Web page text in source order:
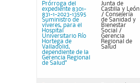
Prórroga del
expediente 8301-
831-1-2023-13595
Suministro de
víveres, para el
Hospital
Universitario Río
Hortega de
Valladolid,
dependiente de la
Gerencia Regional
de Salud"
Junta de
Castilla y León
/ Consejería
de Sanidad y
Bienestar
Social /
Gerencia
Regional de
Salud